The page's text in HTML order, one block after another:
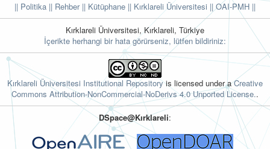
|| Politika || Rehber|| Kütüphane || Kırklareli Üniversitesi || OAI-PMH ||
Kırklareli Üniversitesi, Kırklareli, Türkiye
İçerikte herhangi bir hata görürseniz, lütfen bildiriniz:
Kırklareli Üniversitesi Institutional Repository is licensed under aCreative
Commons Attribution-NonCommercial-NoDerivs 4.0 Unported License..
DSpace@Kırklareli: